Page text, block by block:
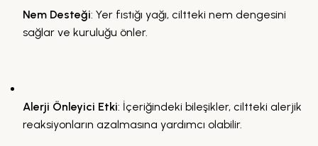
Nem Desteği: Yer fıstığı yağı, ciltteki nem dengesini
sağlar ve kuruluğu önler.
Alerji Önleyici Etki: İçeriğindeki bileşikler, ciltteki alerjik
reaksiyonların azalmasına yardımcı olabilir.